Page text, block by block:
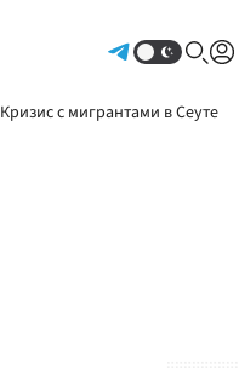
Кризис с мигрантами в Сеуте